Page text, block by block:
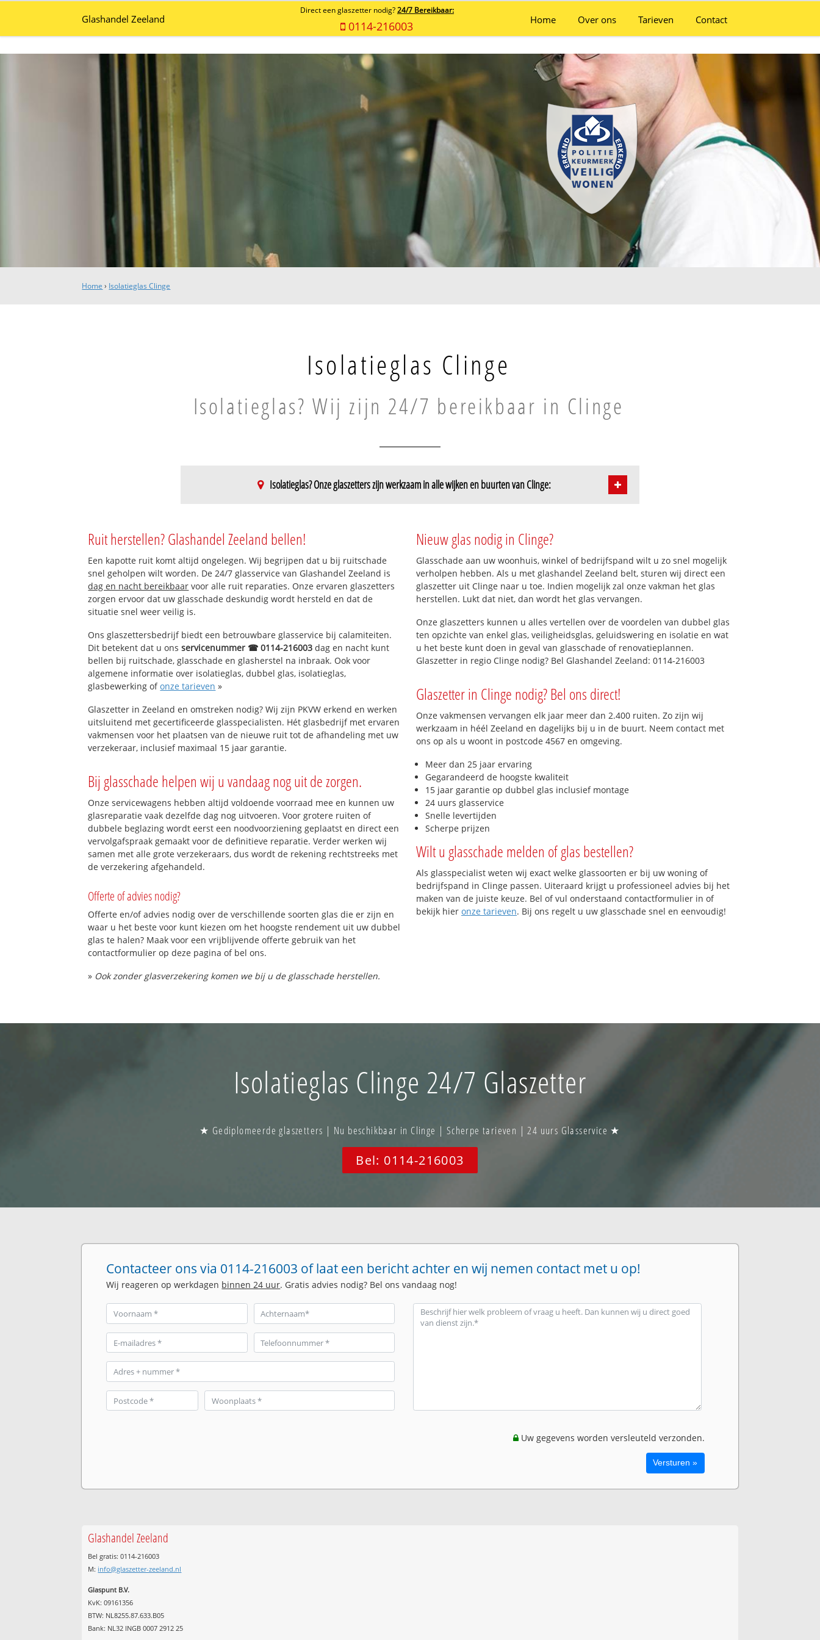
Glashandel Zeeland
Direct een glaszetter nodig? 24/7 Bereikbaar:
0114-216003 Home Over ons Tarieven Contact
Home › Isolatieglas Clinge
Isolatieglas Clinge
Isolatieglas? Wij zijn 24/7 bereikbaar in Clinge
Isolatieglas? Onze glaszetters zijn werkzaam in alle wijken en buurten van Clinge:
Ruit herstellen? Glashandel Zeeland bellen!
Een kapotte ruit komt altijd ongelegen. Wij begrijpen dat u bij ruitschade
snel geholpen wilt worden. De 24/7 glasservice van Glashandel Zeeland is
dag en nacht bereikbaar voor alle ruit reparaties. Onze ervaren glaszetters
zorgen ervoor dat uw glasschade deskundig wordt hersteld en dat de
situatie snel weer veilig is.
Ons glaszettersbedrijf biedt een betrouwbare glasservice bij calamiteiten.
Dit betekent dat u onsservicenummer ☎ 0114-216003 dag en nacht kunt
bellen bij ruitschade, glasschade en glasherstel na inbraak. Ook voor
algemene informatie over isolatieglas, dubbel glas, isolatieglas,
glasbewerking ofonze tarieven »
Glaszetter in Zeeland en omstreken nodig? Wij zijn PKVW erkend en werken
uitsluitend met gecertificeerde glasspecialisten. Hét glasbedrijf met ervaren
vakmensen voor het plaatsen van de nieuwe ruit tot de afhandeling met uw
verzekeraar, inclusief maximaal 15 jaar garantie.
Bij glasschade helpen wij u vandaag nog uit de zorgen.
Onze servicewagens hebben altijd voldoende voorraad mee en kunnen uw
glasreparatie vaak dezelfde dag nog uitvoeren. Voor grotere ruiten of
dubbele beglazing wordt eerst een noodvoorziening geplaatst en direct een
vervolgafspraak gemaakt voor de definitieve reparatie. Verder werken wij
samen met alle grote verzekeraars, dus wordt de rekening rechtstreeks met
de verzekering afgehandeld.
Offerte of advies nodig?
Offerte en/of advies nodig over de verschillende soorten glas die er zijn en
waar u het beste voor kunt kiezen om het hoogste rendement uit uw dubbel
glas te halen? Maak voor een vrijblijvende offerte gebruik van het
contactformulier op deze pagina of bel ons.
» Ook zonder glasverzekering komen we bij u de glasschade herstellen.
Nieuw glas nodig in Clinge?
Glasschade aan uw woonhuis, winkel of bedrijfspand wilt u zo snel mogelijk
verholpen hebben. Als u met glashandel Zeeland belt, sturen wij direct een
glaszetter uit Clinge naar u toe. Indien mogelijk zal onze vakman het glas
herstellen. Lukt dat niet, dan wordt het glas vervangen.
Onze glaszetters kunnen u alles vertellen over de voordelen van dubbel glas
ten opzichte van enkel glas, veiligheidsglas, geluidswering en isolatie en wat
u het beste kunt doen in geval van glasschade of renovatieplannen.
Glaszetter in regio Clinge nodig? Bel Glashandel Zeeland: 0114-216003
Glaszetter in Clinge nodig? Bel ons direct!
Onze vakmensen vervangen elk jaar meer dan 2.400 ruiten. Zo zijn wij
werkzaam in héél Zeeland en dagelijks bij u in de buurt. Neem contact met
ons op als u woont in postcode 4567 en omgeving.
Meer dan 25 jaar ervaring
Gegarandeerd de hoogste kwaliteit
15 jaar garantie op dubbel glas inclusief montage
24 uurs glasservice
Snelle levertijden
Scherpe prijzen
Wilt u glasschade melden of glas bestellen?
Als glasspecialist weten wij exact welke glassoorten er bij uw woning of
bedrijfspand in Clinge passen. Uiteraard krijgt u professioneel advies bij het
maken van de juiste keuze. Bel of vul onderstaand contactformulier in of
bekijk hier onze tarieven. Bij ons regelt u uw glasschade snel en eenvoudig!
Isolatieglas Clinge 24/7 Glaszetter
★ Gediplomeerde glaszetters | Nu beschikbaar in Clinge | Scherpe tarieven | 24 uurs Glasservice ★
Bel: 0114-216003
Contacteer ons via 0114-216003 of laat een bericht achter en wij nemen contact met u op!
Wij reageren op werkdagen binnen 24 uur. Gratis advies nodig? Bel ons vandaag nog!
Uw gegevens worden versleuteld verzonden.
Glashandel Zeeland
Bel gratis: 0114-216003
M: info@glaszetter-zeeland.nl
Glaspunt B.V.
KvK: 09161356
BTW: NL8255.87.633.B05
Bank: NL32 INGB 0007 2912 25